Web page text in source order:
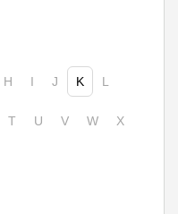
H I J K L
T U V W X